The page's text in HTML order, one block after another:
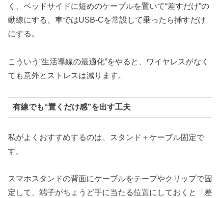
く、ベッドサイドに短めのケーブルを置いて“差すだけ”の
動線にする、車ではUSB-Cを常設して乗ったら挿すだけ
にする。
こういう“生活導線の最適化”をやると、ワイヤレスがなく
ても意外とストレスは減ります。
有線でも“置くだけ感”を出す工夫
私がよくおすすめするのは、スタンド＋ケーブル固定で
す。
スマホスタンドの背面にケーブルをテープやクリップで固
定して、端子がちょうど手に当たる位置にしておくと「差